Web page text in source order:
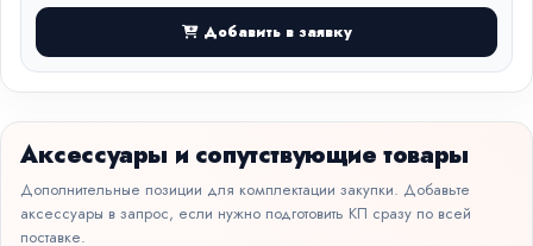
Добавить в заявку
Аксессуары и сопутствующие товары
Дополнительные позиции для комплектации закупки. Добавьте
аксессуары в запрос, если нужно подготовить КП сразу по всей
поставке.